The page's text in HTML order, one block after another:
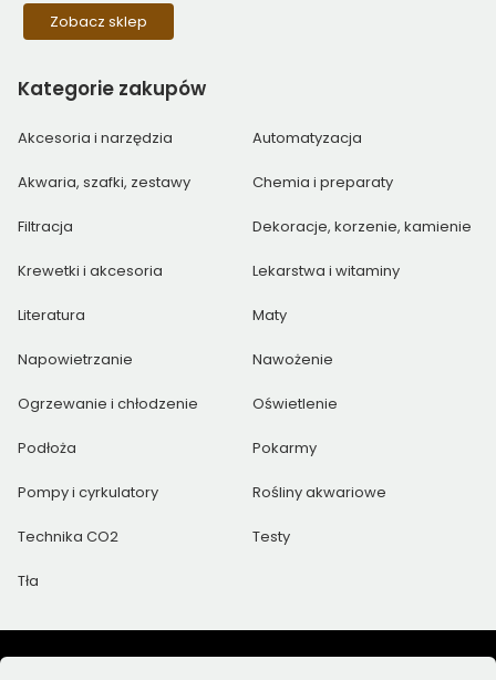
Zobacz sklep
Kategorie zakupów
Akcesoria i narzędzia Automatyzacja
Akwaria, szafki, zestawy Chemia i preparaty
Filtracja Dekoracje, korzenie, kamienie
Krewetki i akcesoria Lekarstwa i witaminy
Literatura Maty
Napowietrzanie Nawożenie
Ogrzewanie i chłodzenie Oświetlenie
Podłoża Pokarmy
Pompy i cyrkulatory Rośliny akwariowe
Technika CO2 Testy
Tła